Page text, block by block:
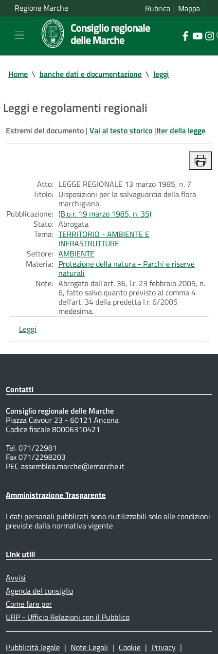
Regione Marche Rubrica Mappa
Consiglio regionale
delle Marche
Home \ banche dati e documentazione \ leggi
Leggi e regolamenti regionali
Estremi del documento | Vai al testo storico |Iter della legge
Atto: LEGGE REGIONALE 13 marzo 1985, n. 7
Titolo: Disposizioni per la salvaguardia della flora
marchigiana.
Pubblicazione: (B.u.r. 19 marzo 1985, n. 35)
Stato: Abrogata
Tema: TERRITORIO - AMBIENTE E
INFRASTRUTTURE
Settore: AMBIENTE
Materia: Protezione della natura - Parchi e riserve
naturali
Note: Abrogata dall'art. 36, l.r. 23 febbraio 2005, n.
6, fatto salvo quanto previsto al comma 4
dell'art. 34 della predetta l.r. 6/2005
medesima.
Leggi
Contatti
Consiglio regionale delle Marche
Piazza Cavour 23 - 60121 Ancona
Codice fiscale 80006310421
Tel. 071/22981
Fax 071/2298203
PEC assemblea.marche@emarche.it
Amministrazione Trasparente
I dati personali pubblicati sono riutilizzabili solo alle condizioni
previste dalla normativa vigente
Link utili
Avvisi
Agenda del consiglio
Come fare per
URP - Ufficio Relazioni con il Pubblico
Pubblicità legale | Note Legali | Cookie | Privacy |